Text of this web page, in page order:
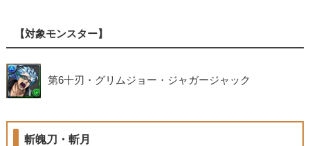
【対象モンスター】
第6十刃・グリムジョー・ジャガージャック
斬魄刀・斬月